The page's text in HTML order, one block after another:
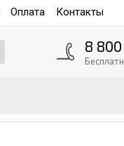
Оплата Контакты
8